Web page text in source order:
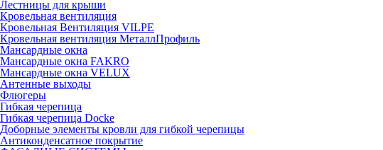
Лестницы для крыши
Кровельная вентиляция
Кровельная Вентиляция VILPE
Кровельная вентиляция МеталлПрофиль
Мансардные окна
Мансардные окна FAKRO
Мансардные окна VELUX
Антенные выходы
Флюгеры
Гибкая черепица
Гибкая черепица Docke
Доборные элементы кровли для гибкой черепицы
Антиконденсатное покрытие